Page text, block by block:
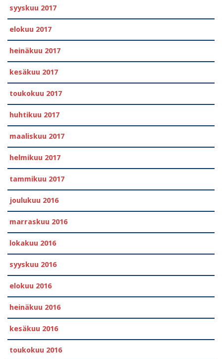
syyskuu 2017
elokuu 2017
heinäkuu 2017
kesäkuu 2017
toukokuu 2017
huhtikuu 2017
maaliskuu 2017
helmikuu 2017
tammikuu 2017
joulukuu 2016
marraskuu 2016
lokakuu 2016
syyskuu 2016
elokuu 2016
heinäkuu 2016
kesäkuu 2016
toukokuu 2016